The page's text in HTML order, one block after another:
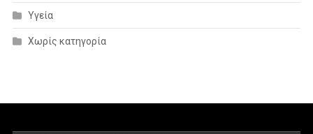
Υγεία
Χωρίς κατηγορία